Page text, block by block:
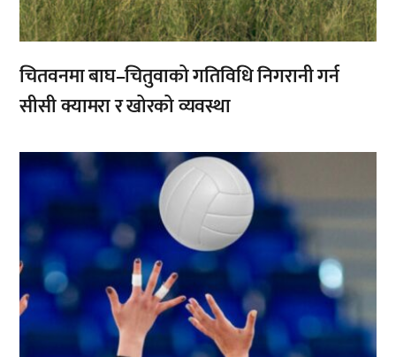
चितवनमा बाघ–चितुवाको गतिविधि निगरानी गर्न
सीसी क्यामरा र खोरको व्यवस्था
,